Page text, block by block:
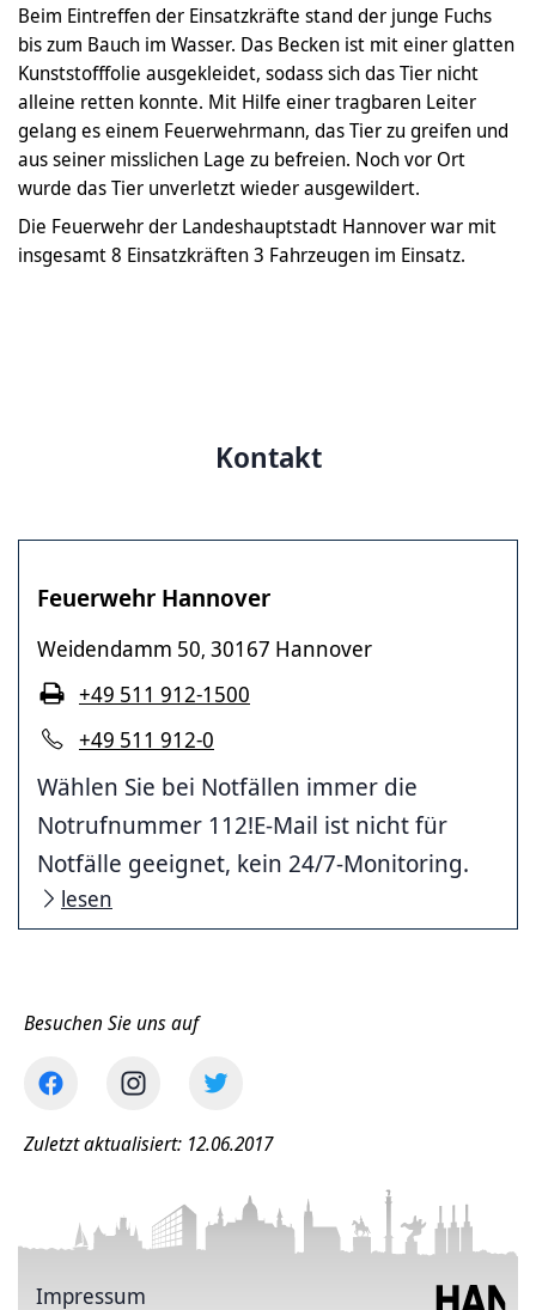
Beim Eintreffen der Einsatzkräfte stand der junge Fuchs
bis zum Bauch im Wasser. Das Becken ist mit einer glatten
Kunststofffolie ausgekleidet, sodass sich das Tier nicht
alleine retten konnte. Mit Hilfe einer tragbaren Leiter
gelang es einem Feuerwehrmann, das Tier zu greifen und
aus seiner misslichen Lage zu befreien. Noch vor Ort
wurde das Tier unverletzt wieder ausgewildert.
Die Feuerwehr der Landeshauptstadt Hannover war mit
insgesamt 8 Einsatzkräften 3 Fahrzeugen im Einsatz.
Kontakt
Feuerwehr Hannover
Weidendamm 50, 30167 Hannover
+49 511 912-0
+49 511 912-1500
Wählen Sie bei Notfällen immer die
Notrufnummer 112!E-Mail ist nicht für
Notfälle geeignet, kein 24/7-Monitoring.
lesen
Besuchen Sie uns auf
Zuletzt aktualisiert: 12.06.2017
Impressum